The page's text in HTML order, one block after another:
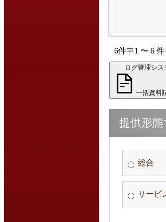
6件中1 〜 6 件
ログ管理シ
一括資料
提供形
総合
サービ